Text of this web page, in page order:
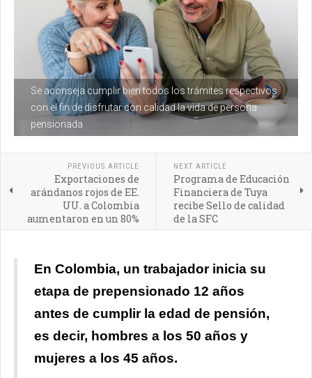
Se aconseja cumplir bien todos los trámites respectivos
con el fin de disfrutar con calidad la vida de persona
pensionada
PREVIOUS ARTICLE
Exportaciones de
arándanos rojos de EE.
UU. a Colombia
aumentaron en un 80%
NEXT ARTICLE
Programa de Educación
Financiera de Tuya
recibe Sello de calidad
de la SFC
En Colombia, un trabajador inicia su
etapa de prepensionado 12 años
antes de cumplir la edad de pensión,
es decir, hombres a los 50 años y
mujeres a los 45 años.